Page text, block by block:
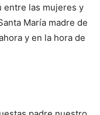
entre las mujeres y
María madre de
y en la hora de